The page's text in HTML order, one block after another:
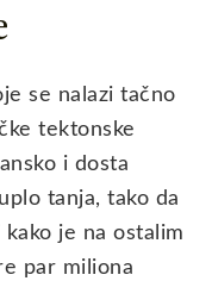
se nalazi tačno
tektonske
i dosta
tanja, tako da
je na ostalim
par miliona